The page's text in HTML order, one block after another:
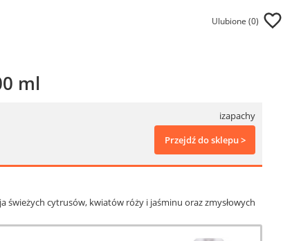
Ulubione (0)
ml
izapachy
Przejdź do sklepu >
świeżych cytrusów, kwiatów róży i jaśminu oraz zmysłowych